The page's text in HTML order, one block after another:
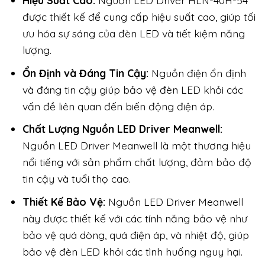
được thiết kế để cung cấp hiệu suất cao, giúp tối
ưu hóa sự sáng của đèn LED và tiết kiệm năng
lượng.
Ổn Định và Đáng Tin Cậy: Nguồn điện ổn định
và đáng tin cậy giúp bảo vệ đèn LED khỏi các
vấn đề liên quan đến biến động điện áp.
Chất Lượng Nguồn LED Driver Meanwell:
Nguồn LED Driver Meanwell là một thương hiệu
nổi tiếng với sản phẩm chất lượng, đảm bảo độ
tin cậy và tuổi thọ cao.
Thiết Kế Bảo Vệ: Nguồn LED Driver Meanwell
này được thiết kế với các tính năng bảo vệ như
bảo vệ quá dòng, quá điện áp, và nhiệt độ, giúp
bảo vệ đèn LED khỏi các tình huống nguy hại.